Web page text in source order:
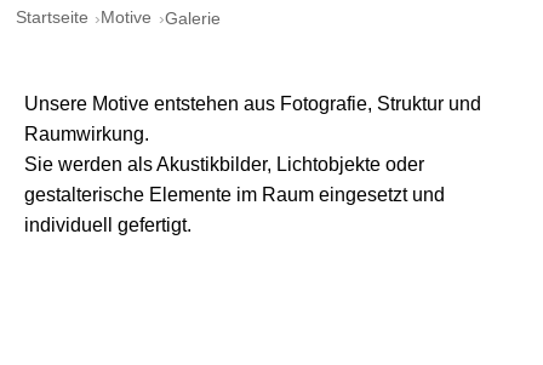
Startseite Motive Galerie
Unsere Motive entstehen aus Fotografie, Struktur und
Raumwirkung.
Sie werden als Akustikbilder, Lichtobjekte oder
gestalterische Elemente im Raum eingesetzt und
individuell gefertigt.